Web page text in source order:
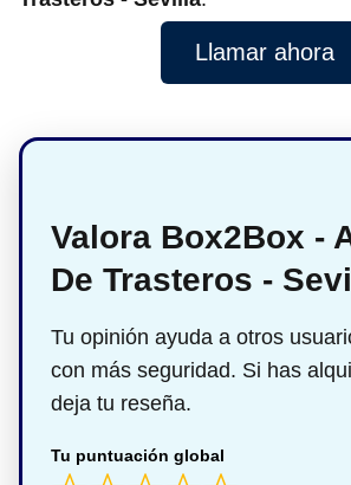
Llamar ahora
Valora Box2Box -
De Trasteros -
Tu opinión ayuda a otros
con más seguridad. Si has
deja tu reseña.
Tu puntuación global